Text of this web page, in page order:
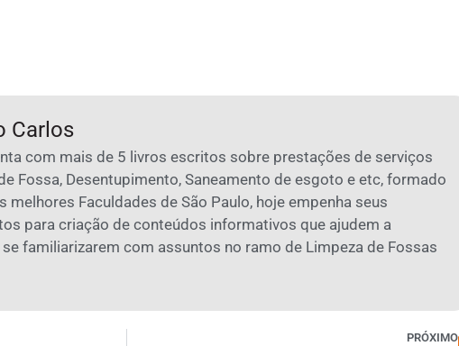
Carlos
com mais de 5 livros escritos sobre prestações de serviços
Fossa, Desentupimento, Saneamento de esgoto e etc, formado
melhores Faculdades de São Paulo, hoje empenha seus
para criação de conteúdos informativos que ajudem a
familiarizarem com assuntos no ramo de Limpeza de Fossas
PRÓXIMO